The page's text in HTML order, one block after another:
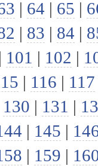
| 64 | 65 |
| 83 | 84 |
| 101 | 102 |
| 116 | 117
130 | 131 |
| 145 |
| 159 |